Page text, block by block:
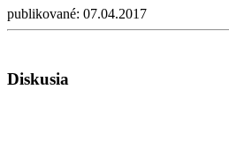
publikované: 07.04.2017
Diskusia